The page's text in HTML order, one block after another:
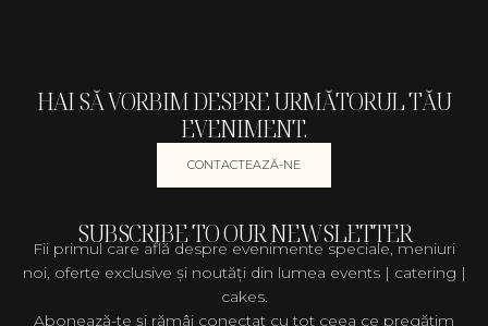
HAI SĂ VORBIM DESPRE URMĂTORUL TĂU
EVENIMENT.
CONTACTEAZĂ-NE
SUBSCRIBE TO OUR NEWSLETTER
Fii primul care află despre evenimente speciale, meniuri
noi, oferte exclusive și noutăți din lumea events | catering |
cakes.
Abonează-te și rămâi conectat cu tot ceea ce pregătim